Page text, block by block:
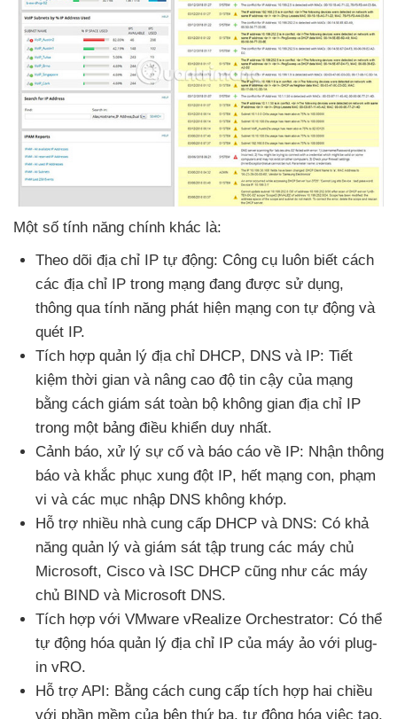
Một số tính năng chính khác là:
Theo dõi địa chỉ IP tự động: Công cụ luôn biết cách
các địa chỉ IP trong mạng đang được sử dụng,
thông qua tính năng phát hiện mạng con tự động và
quét IP.
Tích hợp quản lý địa chỉ DHCP, DNS và IP: Tiết
kiệm thời gian và nâng cao độ tin cậy của mạng
bằng cách giám sát toàn bộ không gian địa chỉ IP
trong một bảng điều khiển duy nhất.
Cảnh báo, xử lý sự cố và báo cáo về IP: Nhận thông
báo và khắc phục xung đột IP, hết mạng con, phạm
vi và các mục nhập DNS không khớp.
Hỗ trợ nhiều nhà cung cấp DHCP và DNS: Có khả
năng quản lý và giám sát tập trung các máy chủ
Microsoft, Cisco và ISC DHCP cũng như các máy
chủ BIND và Microsoft DNS.
Tích hợp với VMware vRealize Orchestrator: Có thể
tự động hóa quản lý địa chỉ IP của máy ảo với plug-
in vRO.
Hỗ trợ API: Bằng cách cung cấp tích hợp hai chiều
với phần mềm của bên thứ ba, tự động hóa việc tạo,